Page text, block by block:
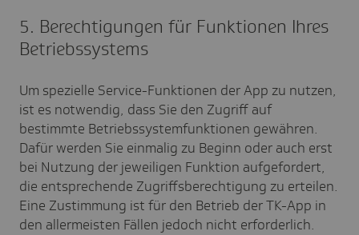
5. Berechtigungen für Funktionen Ihres
Betriebssystems
Um spezielle Service-Funktionen der App zu nutzen,
ist es notwendig, dass Sie den Zugriff auf
bestimmte Betriebssystemfunktionen gewähren.
Dafür werden Sie einmalig zu Beginn oder auch erst
bei Nutzung der jeweiligen Funktion aufgefordert,
die entsprechende Zugriffsberechtigung zu erteilen.
Eine Zustimmung ist für den Betrieb der TK-App in
den allermeisten Fällen jedoch nicht erforderlich.